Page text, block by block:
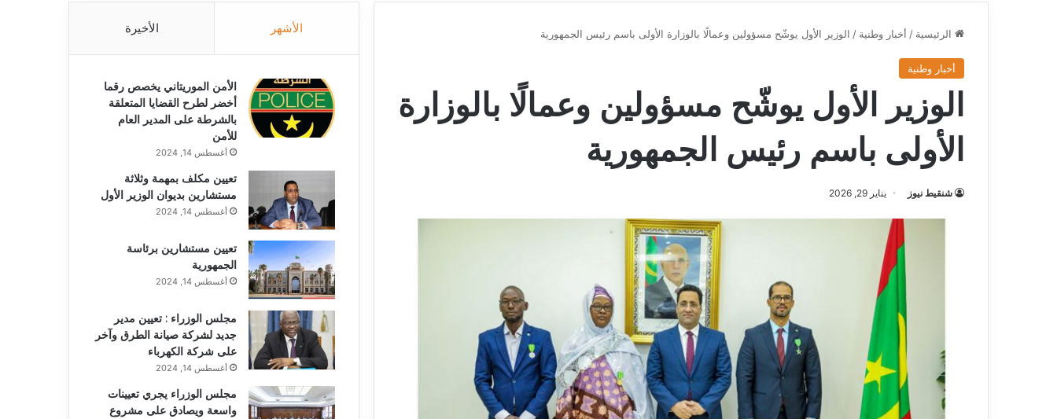
الرئيسية / أخبار وطنية / الوزير الأول يوشّح مسؤولين وعمالًا بالوزارة الأولى باسم رئيس الجمهورية
أخبار وطنية
الوزير الأول يوشّح مسؤولين وعمالًا بالوزارة
الأولى باسم رئيس الجمهورية
شنقيط نيوز يناير 29, 2026
الأشهر الأخيرة
الأمن الموريتاني يخصص رقما
أخضر لطرح القضايا المتعلقة
بالشرطة على المدير العام
للأمن
أغسطس 14, 2024
تعيين مكلف بمهمة وثلاثة
مستشارين بديوان الوزير الأول
أغسطس 14, 2024
تعيين مستشارين برئاسة
الجمهورية
أغسطس 14, 2024
مجلس الوزراء : تعيين مدير
جديد لشركة صيانة الطرق وآخر
على شركة الكهرباء
أغسطس 14, 2024
مجلس الوزراء يجري تعيينات
واسعة ويصادق على مشروع